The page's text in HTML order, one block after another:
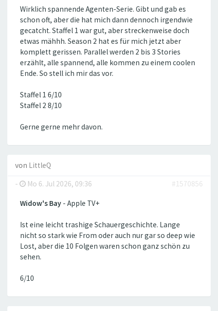
Wirklich spannende Agenten-Serie. Gibt und gab es
schon oft, aber die hat mich dann dennoch irgendwie
gecatcht. Staffel 1 war gut, aber streckenweise doch
etwas mähhh. Season 2 hat es für mich jetzt aber
komplett gerissen. Parallel werden 2 bis 3 Stories
erzählt, alle spannend, alle kommen zu einem coolen
Ende. So stell ich mir das vor.
Staffel 1 6/10
Staffel 2 8/10
Gerne gerne mehr davon.
von LittleQ
-
Mo 6. Jul 2026, 09:36 #1570856
Widow's Bay - Apple TV+
Ist eine leicht trashige Schauergeschichte. Lange
nicht so stark wie From oder auch nur gar so deep wie
Lost, aber die 10 Folgen waren schon ganz schön zu
sehen.
6/10